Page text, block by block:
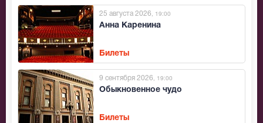
Анна Каренина
25 августа 2026 , 19:00
Билеты
Обыкновенное чудо
9 сентября 2026 , 19:00
Билеты